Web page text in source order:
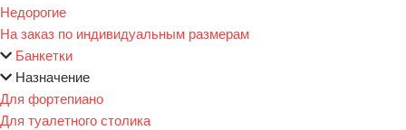
Недорогие
На заказ по индивидуальным размерам
Банкетки
Назначение
Для фортепиано
Для туалетного столика